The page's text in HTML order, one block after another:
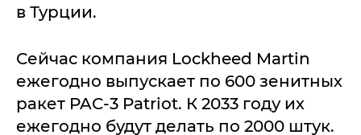
в Турции.
Сейчас компания Lockheed Martin
ежегодно выпускает по 600 зенитных
ракет PAC-3 Patriot. К 2033 году их
ежегодно будут делать по 2000 штук.